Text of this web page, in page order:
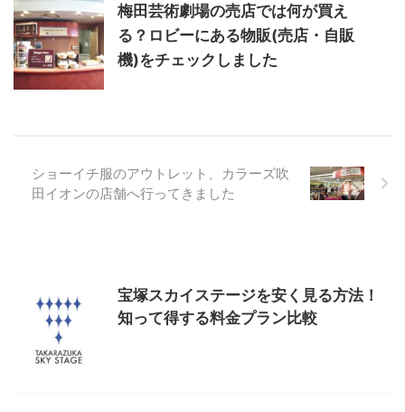
梅田芸術劇場の売店では何が買え
る？ロビーにある物販(売店・自販
機)をチェックしました
ショーイチ服のアウトレット、カラーズ吹
田イオンの店舗へ行ってきました
宝塚スカイステージを安く見る方法！
知って得する料金プラン比較